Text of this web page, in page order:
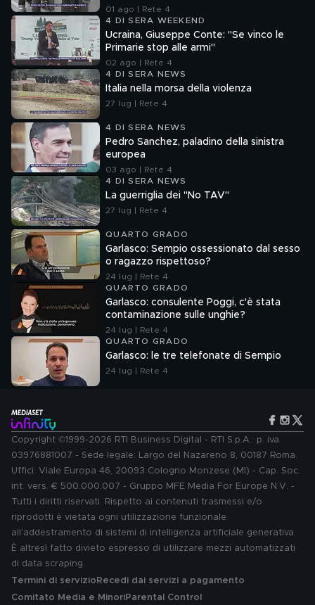
01 ago | Rete 4
4 DI SERA WEEKEND
Ucraina, Giuseppe Conte: "Se vinco le
Primarie stop alle armi"
02 ago | Rete 4
4 DI SERA NEWS
Italia nella morsa della violenza
27 lug | Rete 4
4 DI SERA NEWS
Pedro Sanchez, paladino della sinistra
europea
03 ago | Rete 4
4 DI SERA NEWS
La guerriglia dei "No TAV"
27 lug | Rete 4
QUARTO GRADO
Garlasco: Sempio ossessionato dal sesso
o ragazzo rispettoso?
24 lug | Rete 4
QUARTO GRADO
Garlasco: consulente Poggi, c'è stata
contaminazione sulle unghie?
24 lug | Rete 4
QUARTO GRADO
Garlasco: le tre telefonate di Sempio
24 lug | Rete 4
Copyright ©1999-2026 RTI Business Digital - RTI S.p.A.: p. iva
03976881007 - Sede legale: Largo del Nazareno 8, 00187 Roma.
Uffici: Viale Europa 46, 20093 Cologno Monzese (MI) - Cap. Soc.
int. vers. € 500.000.007 - Gruppo MFE Media For Europe N.V. -
Tutti i diritti riservati. Rispetto ai contenuti trasmessi e/o
riprodotti è vietata ogni utilizzazione funzionale
all'addestramento di sistemi di intelligenza artificiale generativa.
È altresì fatto divieto espresso di utilizzare mezzi automatizzati
di data scraping.
Termini di servizio Recedi dai servizi a pagamento
Comitato Media e MinoriParental Control